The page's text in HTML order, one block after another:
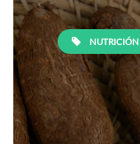
NUTRICIÓN